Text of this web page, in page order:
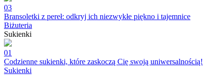
03
Bransoletki z pereł: odkryj ich niezwykłe piękno i tajemnice
Biżuteria
Sukienki
01
Codzienne sukienki, które zaskoczą Cię swoją uniwersalnością!
Sukienki